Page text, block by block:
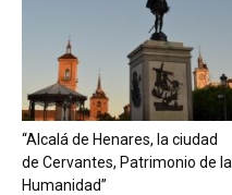
“Alcalá de Henares, la ciudad
de Cervantes, Patrimonio de la
Humanidad”